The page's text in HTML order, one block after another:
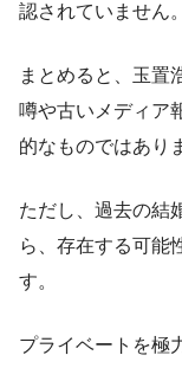
認されていません。
まとめると、玉置
噂や古いメディア
的なものではあり
ただし、過去の結
ら、存在する可能
す。
プライベートを極